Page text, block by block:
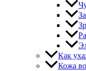
Как
Кожа